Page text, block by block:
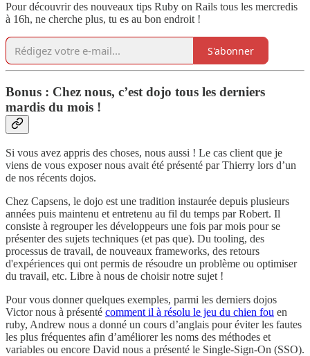
Pour découvrir des nouveaux tips Ruby on Rails tous les mercredis
à 16h, ne cherche plus, tu es au bon endroit !
S'abonner
Bonus : Chez nous, c’est dojo tous les derniers
mardis du mois !
Si vous avez appris des choses, nous aussi ! Le cas client que je
viens de vous exposer nous avait été présenté par Thierry lors d’un
de nos récents dojos.
Chez Capsens, le dojo est une tradition instaurée depuis plusieurs
années puis maintenu et entretenu au fil du temps par Robert. Il
consiste à regrouper les développeurs une fois par mois pour se
présenter des sujets techniques (et pas que). Du tooling, des
processus de travail, de nouveaux frameworks, des retours
d'expériences qui ont permis de résoudre un problème ou optimiser
du travail, etc. Libre à nous de choisir notre sujet !
Pour vous donner quelques exemples, parmi les derniers dojos
Victor nous à présenté comment il à résolu le jeu du chien fou en
ruby, Andrew nous a donné un cours d’anglais pour éviter les fautes
les plus fréquentes afin d’améliorer les noms des méthodes et
variables ou encore David nous a présenté le Single-Sign-On (SSO).